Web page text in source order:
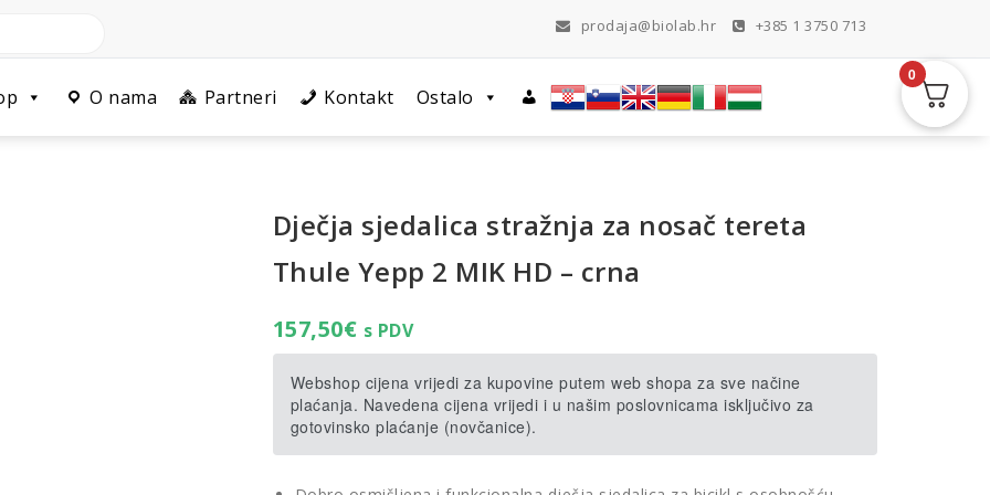
prodaja@biolab.hr +385 1 3750 713
O nama Partneri Kontakt Ostalo
Dječja sjedalica stražnja za nosač tereta
Thule Yepp 2 MIK HD – crna
157,50€ s PDV
Webshop cijena vrijedi za kupovine putem web shopa za sve načine
plaćanja. Navedena cijena vrijedi i u našim poslovnicama isključivo za
gotovinsko plaćanje (novčanice).
0